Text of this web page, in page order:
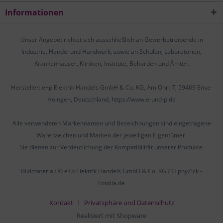
Informationen
Unser Angebot richtet sich ausschließlich an Gewerbetreibende in
Industrie, Handel und Handwerk, sowie an Schulen, Laboratorien,
Krankenhäuser, Kliniken, Institute, Behörden und Ämter.
Hersteller: e+p Elektrik Handels GmbH & Co. KG, Am Ohrt 7, 59469 Ense-
Höingen, Deutschland, https://www.e-und-p.de
Alle verwendeten Markennamen und Bezeichnungen sind eingetragene
Warenzeichen und Marken der jeweiligen Eigentümer.
Sie dienen zur Verdeutlichung der Kompatibilität unserer Produkte.
Bildmaterial: © e+p Elektrik Handels GmbH & Co. KG / © phyZick -
Fotolia.de
Kontakt
Privatsphäre und Datenschutz
Realisiert mit Shopware